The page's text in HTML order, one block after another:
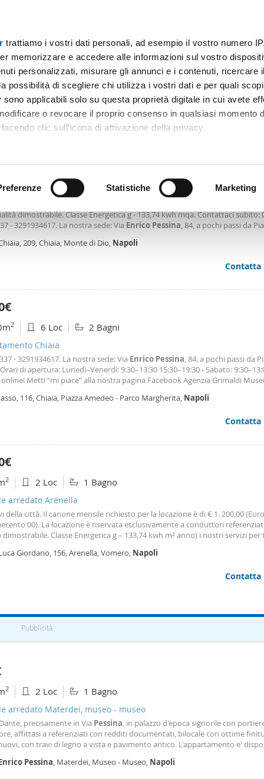
trattiamo i vostri dati personali, ad esempio il vostro numero
memorizzare e accedere alle informazioni sul vostro
personalizzati, misurare gli annunci e i contenuti, ricercare
possibilità di scegliere chi utilizza i vostri dati e per quali
applicabili solo su questa proprietà digitale in cui avete
o revocare il proprio consenso in qualsiasi momento
clic sull'icona di attivazione della privacy.
scansionandolo attivamente alla ricerca di caratteristiche
elaborati i tuoi dati personali e imposta le tue preferenze
il tuo consenso in qualsiasi momento dalla Dichiarazione
contenuti ed annunci, per fornire funzionalità dei
Condividiamo inoltre informazioni sul modo in cui utilizza il
di analisi dei dati web, pubblicità e social media, i quali
che ha fornito loro o che hanno raccolto dal suo utilizzo
Statistiche Marketing
Prezzo Superficie Locali Più filtri - 2
affitto enrico pessina napoli Napoli
Ordine Mioaffitto
Chiaia
dimostrabile. Classe Energetica g - 133,74 kwh mqa. Contattaci subito:
- 3291934617. La nostra sede: Via Enrico Pessina, 84, a pochi passi da
online! Metti “mi piace” alla nostra
209, Chiaia, Monte di Dio, Napoli
Contatta
2 6 Loc 2 Bagni
Chiaia
- 3291934617. La nostra sede: Via Enrico Pessina, 84, a pochi passi da
di apertura: Lunedì–Venerdì: 9:30–13:30 15:30–19:30 - Sabato:
online! Metti “mi piace” alla nostra pagina Facebook Agenzia Grimaldi
sarà lieto di contattarti con le migliori offerte selezionate per te.
116, Chiaia, Piazza Amedeo - Parco Margherita, Napoli
Contatta
2 2 Loc 1 Bagno
arredato Arenella
della città. Il canone mensile richiesto per la locazione è di € 1. 200,00 (Euro
00). La locazione è riservata esclusivamente a conduttori
Classe Energetica g – 133,74 kwh m² anno) i nostri servizi per
da Piazza Dante. Orari di
Giordano, 156, Arenella, Vomero, Napoli
Contatta
Pubblicità
2 2 Loc 1 Bagno
arredato Materdei, museo - museo
precisamente in Via Pessina, in palazzo d'epoca signorile con
affittasi a referenziati con redditi documentati, bilocale con ottime
con travi di legno a vista e pavimento antico. L'appartamento e'
travi di legno a vista ed ampio bagno, balconcino con affaccio
Pessina, Materdei, Museo - Museo, Napoli